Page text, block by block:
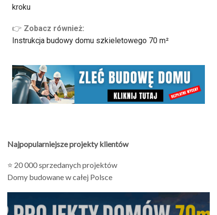
kroku
👉 Zobacz również:
Instrukcja budowy domu szkieletowego 70 m²
Najpopularniejsze projekty klientów
⭐ 20 000 sprzedanych projektów
Domy budowane w całej Polsce